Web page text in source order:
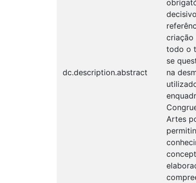
dc.description.abstract
criação
todo o
se
na
Artes